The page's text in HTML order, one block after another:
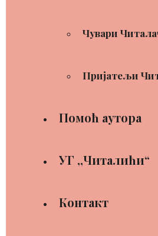
Чувари
Пријатељи
Помоћ аутора
УГ ,,Читалићи“
Контакт